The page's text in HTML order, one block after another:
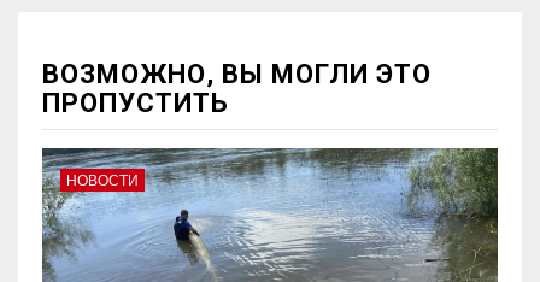
ВОЗМОЖНО, ВЫ МОГЛИ ЭТО
ПРОПУСТИТЬ
НОВОСТИ